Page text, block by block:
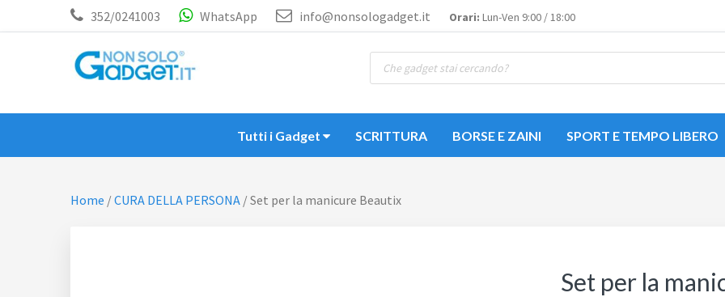
al
al
352/0241003 WhatsApp info@nonsologadget.it Orari: Lun-Ven 9:00 / 18:00
Ricerca
prodotti
Tutti i Gadget SCRITTURA BORSE E ZAINI SPORT E TEMPO LIBERO
Home /CURA DELLA PERSONA /Set per la manicure Beautix
Set per la